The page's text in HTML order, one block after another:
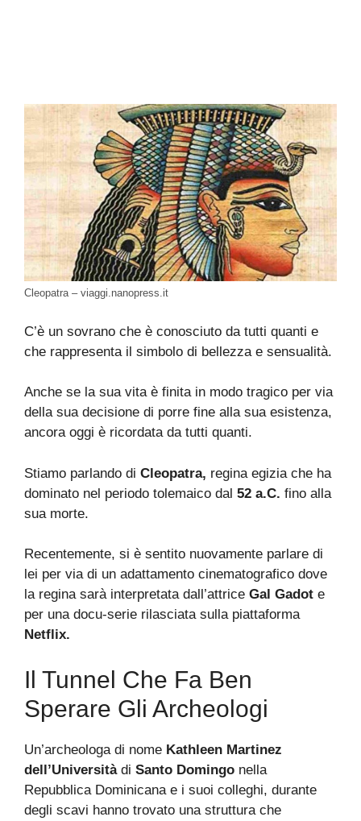
Cleopatra – viaggi.nanopress.it
C’è un sovrano che è conosciuto da tutti quanti e
che rappresenta il simbolo di bellezza e sensualità.
Anche se la sua vita è finita in modo tragico per via
della sua decisione di porre fine alla sua esistenza,
ancora oggi è ricordata da tutti quanti.
Stiamo parlando di Cleopatra, regina egizia che ha
dominato nel periodo tolemaico dal 52 a.C. fino alla
sua morte.
Recentemente, si è sentito nuovamente parlare di
lei per via di un adattamento cinematografico dove
la regina sarà interpretata dall’attrice Gal Gadot e
per una docu-serie rilasciata sulla piattaforma
Netflix.
Il Tunnel Che Fa Ben
Sperare Gli Archeologi
Un’archeologa di nome Kathleen Martinez
dell’Universitàdi Santo Domingo nella
Repubblica Dominicana e i suoi colleghi, durante
degli scavi hanno trovato una struttura che